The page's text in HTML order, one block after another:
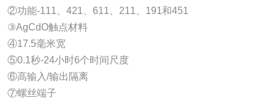
②功能-111、421、611、211、191和451
③AgCdO触点材料
④17.5毫米宽
⑤0.1秒-24小时6个时间尺度
⑥高输入/输出隔离
⑦螺丝端子